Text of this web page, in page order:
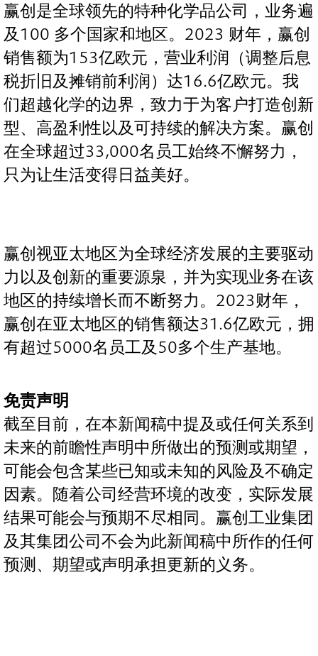
赢创是全球领先的特种化学品公司，业务遍
及100 多个国家和地区。2023 财年，赢创
销售额为153亿欧元，营业利润（调整后息
税折旧及摊销前利润）达16.6亿欧元。我
们超越化学的边界，致力于为客户打造创新
型、高盈利性以及可持续的解决方案。赢创
在全球超过33,000名员工始终不懈努力，
只为让生活变得日益美好。
赢创视亚太地区为全球经济发展的主要驱动
力以及创新的重要源泉，并为实现业务在该
地区的持续增长而不断努力。2023财年，
赢创在亚太地区的销售额达31.6亿欧元，拥
有超过5000名员工及50多个生产基地。
免责声明
截至目前，在本新闻稿中提及或任何关系到
未来的前瞻性声明中所做出的预测或期望，
可能会包含某些已知或未知的风险及不确定
因素。随着公司经营环境的改变，实际发展
结果可能会与预期不尽相同。赢创工业集团
及其集团公司不会为此新闻稿中所作的任何
预测、期望或声明承担更新的义务。